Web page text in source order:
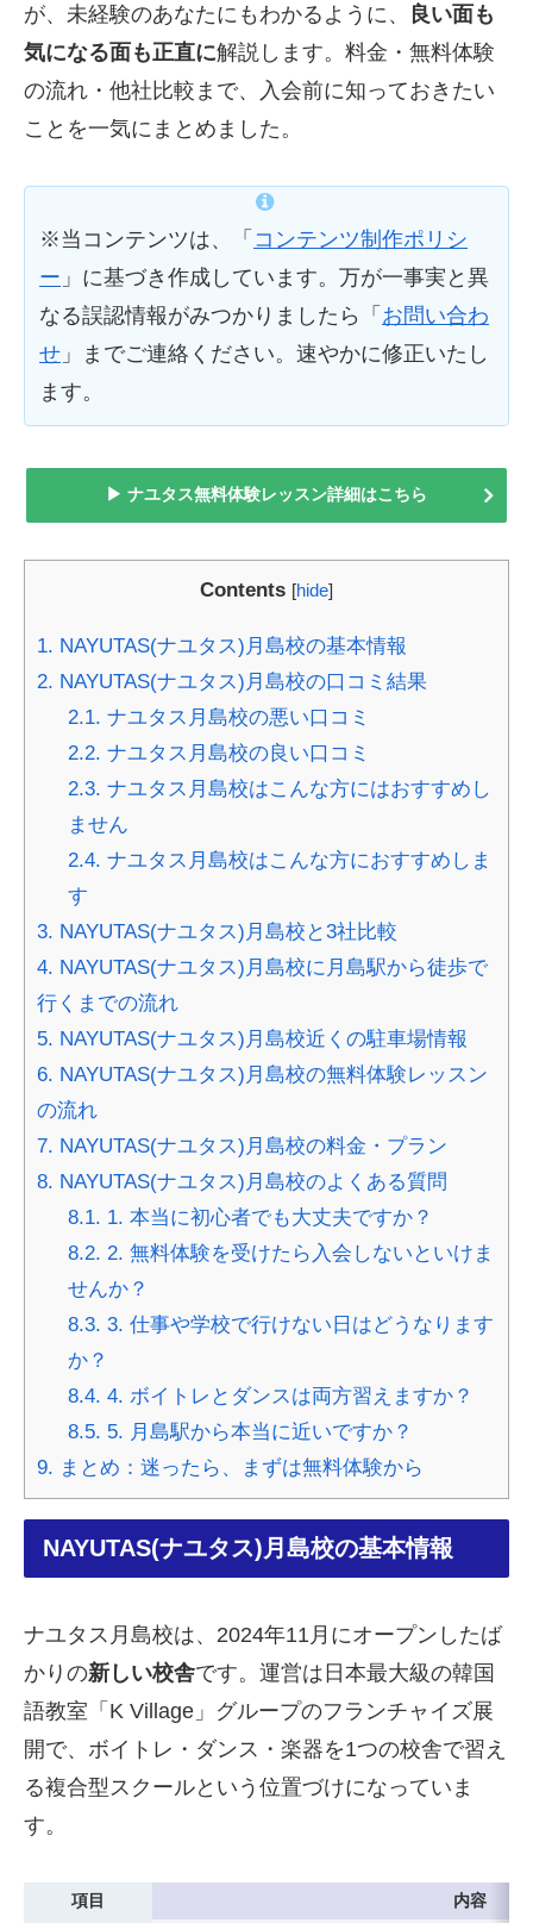
が、未経験のあなたにもわかるように、
良い面も
気になる面も正直に解説します。料金・無料体験
の流れ・他社比較まで、入会前に知っておきたい
ことを一気にまとめました。
※当コンテンツは、「 コンテンツ制作ポリシ
ー 」に基づき作成しています。万が一事実と異
なる誤認情報がみつかりましたら「 お問い合わ
せ 」までご連絡ください。速やかに修正いたし
ます。
▶ ナユタス無料体験レッスン詳細はこちら
Contents [hide]
1. NAYUTAS(ナユタス)月島校の基本情報
2. NAYUTAS(ナユタス)月島校の口コミ結果
2.1. ナユタス月島校の悪い口コミ
2.2. ナユタス月島校の良い口コミ
2.3. ナユタス月島校はこんな方にはおすすめし
ません
2.4. ナユタス月島校はこんな方におすすめしま
す
3. NAYUTAS(ナユタス)月島校と3社比較
4. NAYUTAS(ナユタス)月島校に月島駅から徒歩で
行くまでの流れ
5. NAYUTAS(ナユタス)月島校近くの駐車場情報
6. NAYUTAS(ナユタス)月島校の無料体験レッスン
の流れ
7. NAYUTAS(ナユタス)月島校の料金・プラン
8. NAYUTAS(ナユタス)月島校のよくある質問
8.1. 1. 本当に初心者でも大丈夫ですか？
8.2. 2. 無料体験を受けたら入会しないといけま
せんか？
8.3. 3. 仕事や学校で行けない日はどうなります
か？
8.4. 4. ボイトレとダンスは両方習えますか？
8.5. 5. 月島駅から本当に近いですか？
9. まとめ：迷ったら、まずは無料体験から
NAYUTAS(ナユタス)月島校の基本情報
ナユタス月島校は、2024年11月にオープンしたば
かりの新しい校舎です。運営は日本最大級の韓国
語教室「K Village」グループのフランチャイズ展
開で、ボイトレ・ダンス・楽器を1つの校舎で習え
る複合型スクールという位置づけになっていま
す。
項目
内容